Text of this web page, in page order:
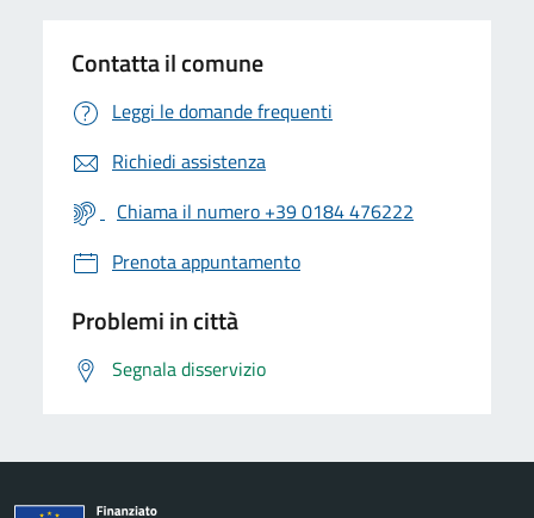
Contatta il comune
Leggi le domande frequenti
Richiedi assistenza
Chiama il numero +39 0184 476222
Prenota appuntamento
Problemi in città
Segnala disservizio